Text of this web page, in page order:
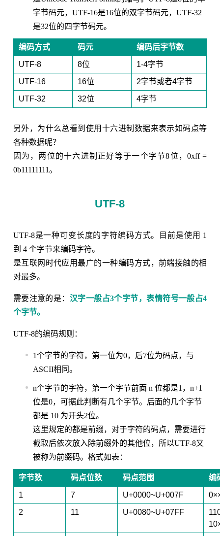
字节码元，UTF-16是16位的双字节码元，UTF-32
是32位的四字节码元。
编码方式 码元 编码后字节数
UTF-8 8位 1-4字节
UTF-16 16位 2字节或者4字节
UTF-32 32位 4字节
另外，为什么总看到使用十六进制数据来表示如码点等
各种数据呢？
因为，两位的十六进制正好等于一个字节8位，0xff =
0b11111111。
UTF-8
UTF-8是一种可变长度的字符编码方式。目前是使用 1
到 4 个字节来编码字符。
是互联网时代应用最广的一种编码方式，前端接触的相
对最多。
需要注意的是： 汉字一般占3个字节，表情符号一般占4
个字节。
UTF-8的编码规则：
1个字节的字符，第一位为0，后7位为码点，与
ASCII相同。
n个字节的字符，第一个字节前面 n 位都是1，n+1
位是0，可据此判断有几个字节。后面的几个字节
都是 10 为开头2位。
这里规定的都是前缀，对于字符的码点，需要进行
截取后依次放入除前缀外的其他位，所以UTF-8又
被称为前缀码。格式如表：
字节数 码点位数 码点范围 编
1 7 U+0000~U+007F
2 11 U+0080~U+07FF